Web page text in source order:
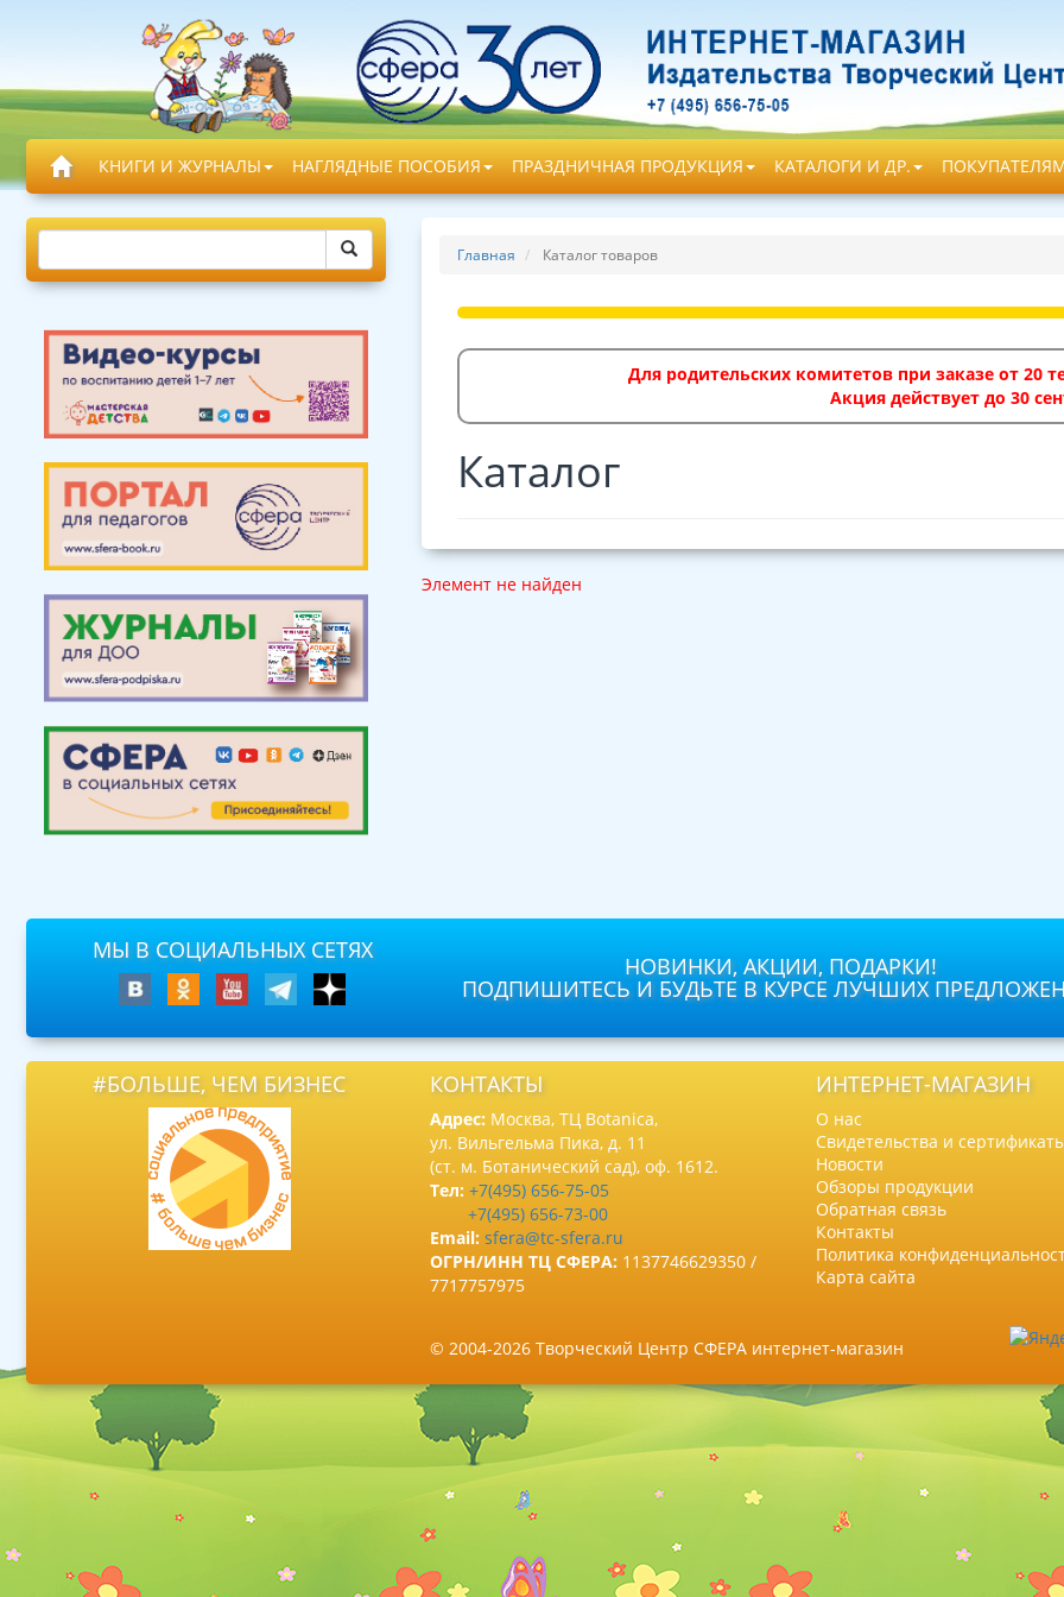
КНИГИ И ЖУРНАЛЫ НАГЛЯДНЫЕ ПОСОБИЯ ПРАЗДНИЧНАЯ ПРОДУКЦИЯ КАТАЛОГИ И ДР.
Главная Каталог товаров
Для родительских комитетов при заказе от 20
Акция действует до 30
Каталог
Элемент не найден
МЫ В СОЦИАЛЬНЫХ СЕТЯХ
НОВИНКИ, АКЦИИ, ПОДАРКИ!
ПОДПИШИТЕСЬ И БУДЬТЕ В КУРСЕ ЛУЧШИХ
#БОЛЬШЕ, ЧЕМ БИЗНЕС КОНТАКТЫ
Адрес: Москва, ТЦ Botanica,
ул. Вильгельма Пика, д. 11
(ст. м. Ботанический сад), оф. 1612.
Тел: +7(495) 656-75-05
+7(495) 656-73-00
Email: sfera@tc-sfera.ru
ОГРН/ИНН ТЦ СФЕРА: 1137746629350 /
7717757975
ИНТЕРНЕТ-МАГАЗИН
О нас
Свидетельства и
Новости
Обзоры продукции
Обратная связь
Контакты
Политика
Карта сайта
© 2004-2026 Творческий Центр СФЕРА интернет-магазин